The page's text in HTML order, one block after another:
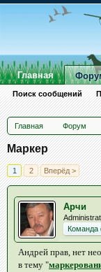
Главная Форум
Маркер
1 2 Вперёд >
Арчи
Андрей прав, нет
в тему "
Главная
Поиск сообщений